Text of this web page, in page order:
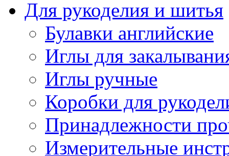
Для рукоделия и шитья
Булавки английские
Иглы для
Иглы ручные
Коробки для
Принадлежности
Измерительные